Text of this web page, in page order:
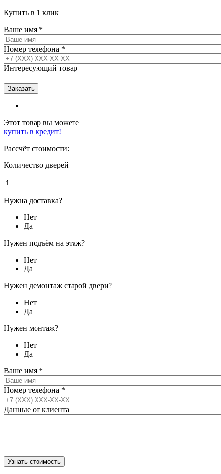
Купить в 1 клик
Ваше имя *
Номер телефона *
Интересующий товар
Этот товар вы можете
купить в кредит!
Рассчёт стоимости:
Количество дверей
Нужна доставка?
Нет
Да
Нужен подъём на этаж?
Нет
Да
Нужен демонтаж старой двери?
Нет
Да
Нужен монтаж?
Нет
Да
Ваше имя *
Номер телефона *
Данные от клиента